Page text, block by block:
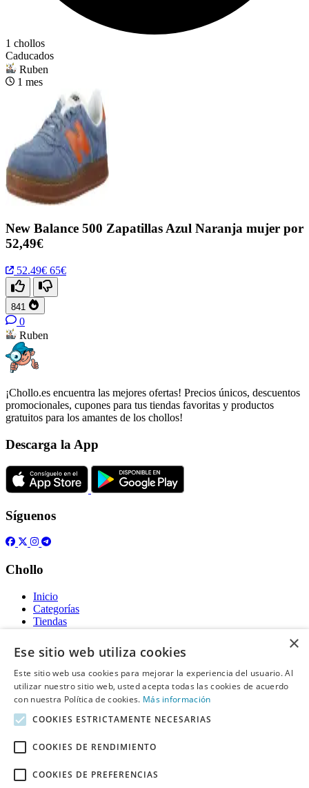
1 chollos
Caducados
Ruben
1 mes
New Balance 500 Zapatillas Azul Naranja mujer por
52,49€
52.49€ 65€
841
0
Ruben
¡Chollo.es encuentra las mejores ofertas! Precios únicos, descuentos
promocionales, cupones para tus tiendas favoritas y productos
gratuitos para los amantes de los chollos!
Descarga la App
Síguenos
Chollo
Inicio
Categorías
Tiendas
Acerca de
Sobre nosotros
Contacto
Información legal
Declaración de cookies
×
Ese sitio web utiliza cookies
Este sitio web usa cookies para mejorar la experiencia del usuario. Al
utilizar nuestro sitio web, usted acepta todas las cookies de acuerdo
con nuestra Política de cookies. Más información
COOKIES ESTRICTAMENTE NECESARIAS
COOKIES DE RENDIMIENTO
COOKIES DE PREFERENCIAS